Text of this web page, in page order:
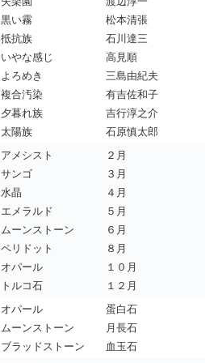
黒い霧
抵抗族
いやな感じ
よろめき
複合汚染
夕暮れ族
太陽族
松本清張
石川達三
高見順
三島由紀夫
有吉佐和子
吉行淳之介
石原慎太郎
アメシスト
サンゴ
水晶
エメラルド
ムーンストーン
ペリドット
オパール
トルコ石
２月
３月
４月
５月
６月
８月
１０月
１２月
オパール
ムーンストーン
ブラッドストーン
蛋白石
月長石
血玉石